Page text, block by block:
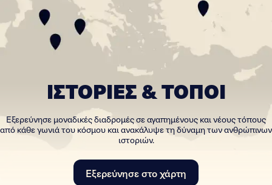
ΙΣΤΟΡΙΕΣ & ΤΟΠΟΙ
Εξερεύνησε μοναδικές διαδρομές σε αγαπημένους και νέους τόπους
από κάθε γωνιά του κόσμου και ανακάλυψε τη δύναμη των ανθρώπινων
ιστοριών.
Εξερεύνησε στο χάρτη